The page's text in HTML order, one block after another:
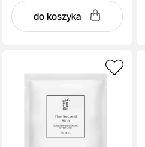
do koszyka